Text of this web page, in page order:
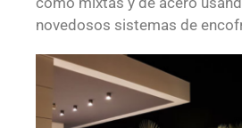
novedosos sistemas de